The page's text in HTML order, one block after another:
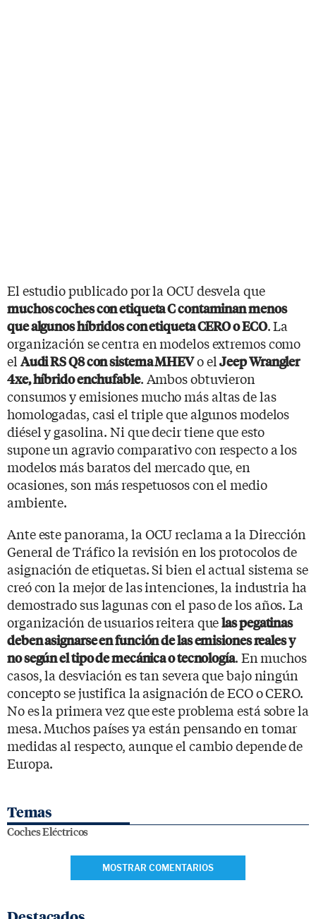
El estudio publicado por la OCU desvela que
muchos coches con etiqueta C contaminan menos
que algunos híbridos con etiqueta CERO o ECO. La
organización se centra en modelos extremos como
el Audi RS Q8 con sistema MHEVo elJeep Wrangler
4xe, híbrido enchufable. Ambos obtuvieron
consumos y emisiones mucho más altas de las
homologadas, casi el triple que algunos modelos
diésel y gasolina. Ni que decir tiene que esto
supone un agravio comparativo con respecto a los
modelos más baratos del mercado que, en
ocasiones, son más respetuosos con el medio
ambiente.
Ante este panorama, la OCU reclama a la Dirección
General de Tráfico la revisión en los protocolos de
asignación de etiquetas. Si bien el actual sistema se
creó con la mejor de las intenciones, la industria ha
demostrado sus lagunas con el paso de los años. La
organización de usuarios reitera quelas pegatinas
deben asignarse en función de las emisiones reales y
no según el tipo de mecánica o tecnología. En muchos
casos, la desviación es tan severa que bajo ningún
concepto se justifica la asignación de ECO o CERO.
No es la primera vez que este problema está sobre la
mesa. Muchos países ya están pensando en tomar
medidas al respecto, aunque el cambio depende de
Europa.
Temas
Coches Eléctricos
MOSTRAR COMENTARIOS